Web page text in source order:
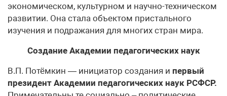
экономическом, культурном и научно-техническом
развитии. Она стала объектом пристального
изучения и подражания для многих стран мира.
Создание Академии педагогических наук
В.П. Потёмкин — инициатор создания и первый
президент Академии педагогических наук РСФСР.